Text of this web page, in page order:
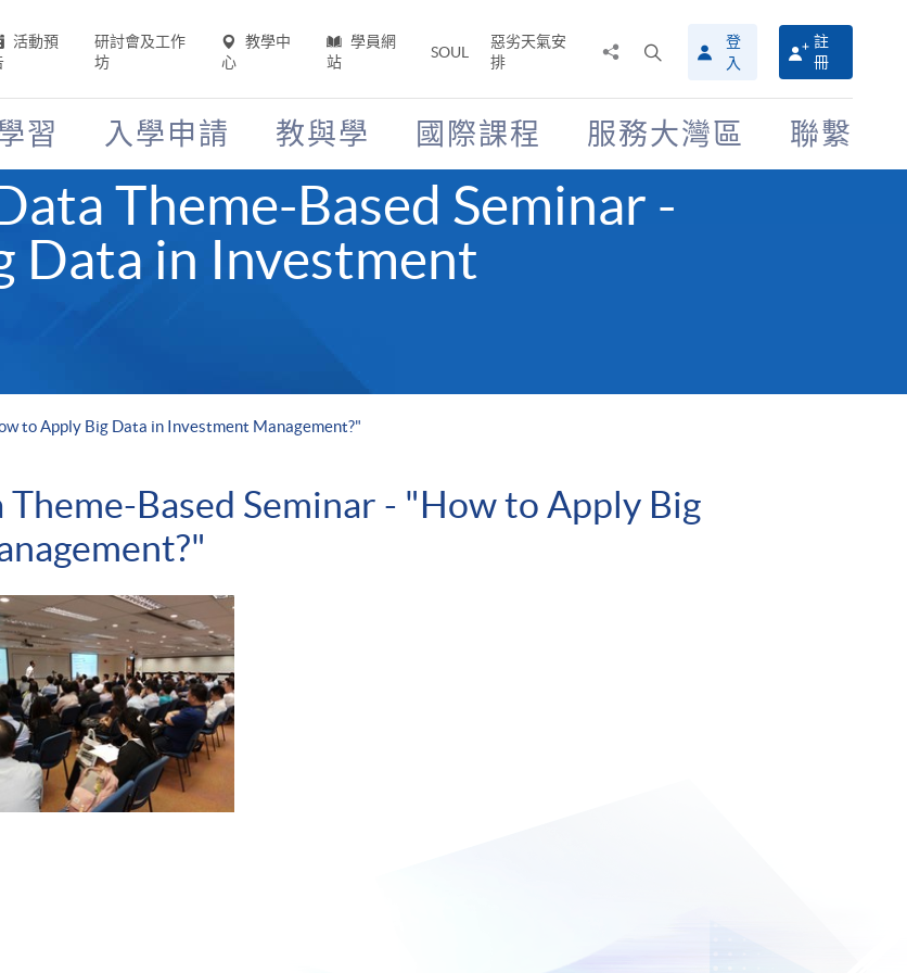
活動預
研討會及工作
坊
教學中
心
學員網
站
SOUL
惡劣天氣安
排
搜
尋
介
面
登
入
註
冊
習 入學申請 教與學 國際課程 服務大灣區 聯繫
Theme-Based Seminar -
Data in Investment
to Apply Big Data in Investment Management?"
Theme-Based Seminar - "How to Apply Big